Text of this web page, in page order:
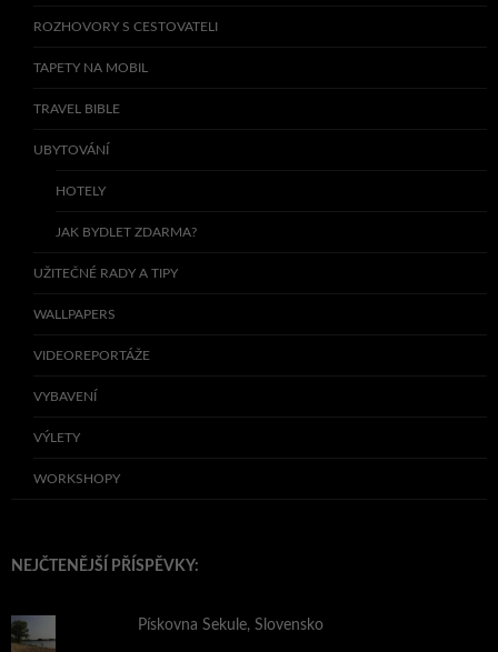
ROZHOVORY S CESTOVATELI
TAPETY NA MOBIL
TRAVEL BIBLE
UBYTOVÁNÍ
HOTELY
JAK BYDLET ZDARMA?
UŽITEČNÉ RADY A TIPY
WALLPAPERS
VIDEOREPORTÁŽE
VYBAVENÍ
VÝLETY
WORKSHOPY
NEJČTENĚJŠÍ PŘÍSPĚVKY:
Pískovna Sekule, Slovensko